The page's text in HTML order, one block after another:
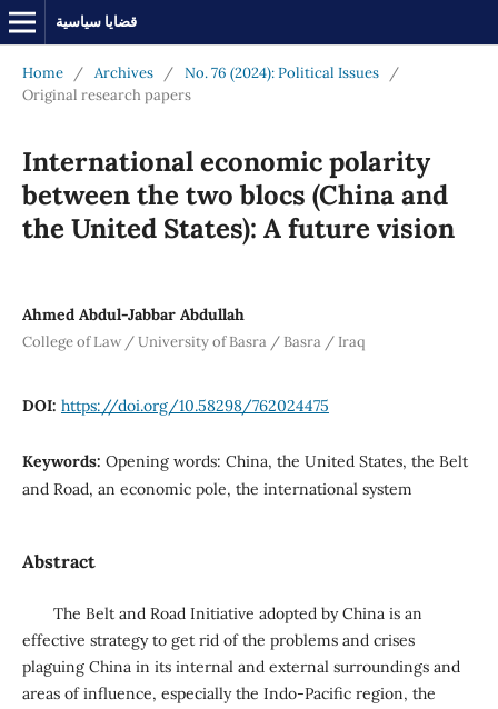
قضايا سياسية
Home / Archives / No. 76 (2024): Political Issues
/
Original research papers
International economic polarity
between the two blocs (China and
the United States): A future vision
Ahmed Abdul-Jabbar Abdullah
College of Law / University of Basra / Basra / Iraq
DOI: https://doi.org/10.58298/762024475
Keywords: Opening words: China, the United States, the Belt
and Road, an economic pole, the international system
Abstract
The Belt and Road Initiative adopted by China is an
effective strategy to get rid of the problems and crises
plaguing China in its internal and external surroundings and
areas of influence, especially the Indo-Pacific region, the